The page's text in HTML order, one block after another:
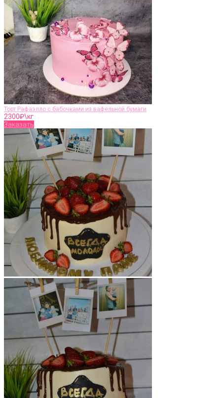
Торт Рафаэлло с бабочками из вафельной бумаги
2300₽\кг
Заказать